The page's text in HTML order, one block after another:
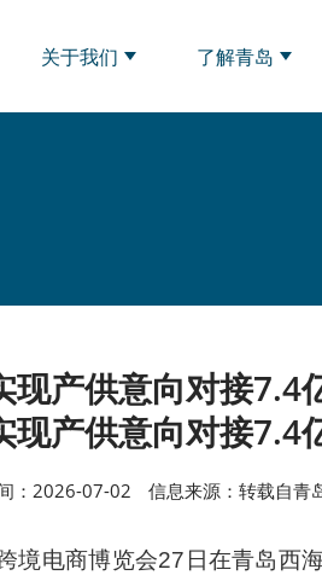
关于我们 了解青岛
产供意向对接7.4
现产供意向对接7.4
：2026-07-02 信息来源：转载自青
电商博览会27日在青岛西